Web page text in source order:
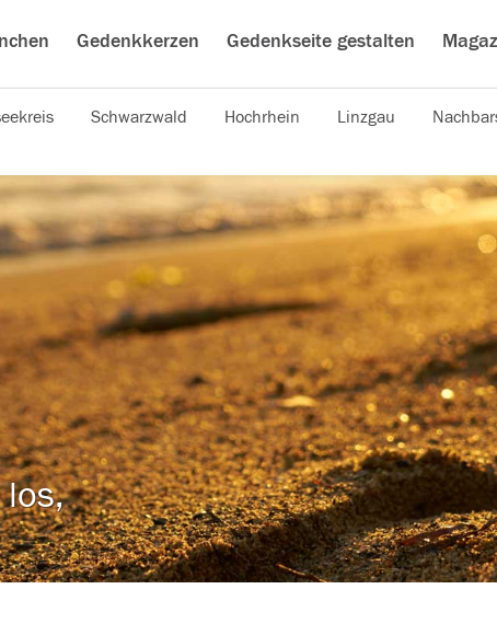
Gedenkkerzen Gedenkseite gestalten
Schwarzwald Hochrhein Linzgau
los,